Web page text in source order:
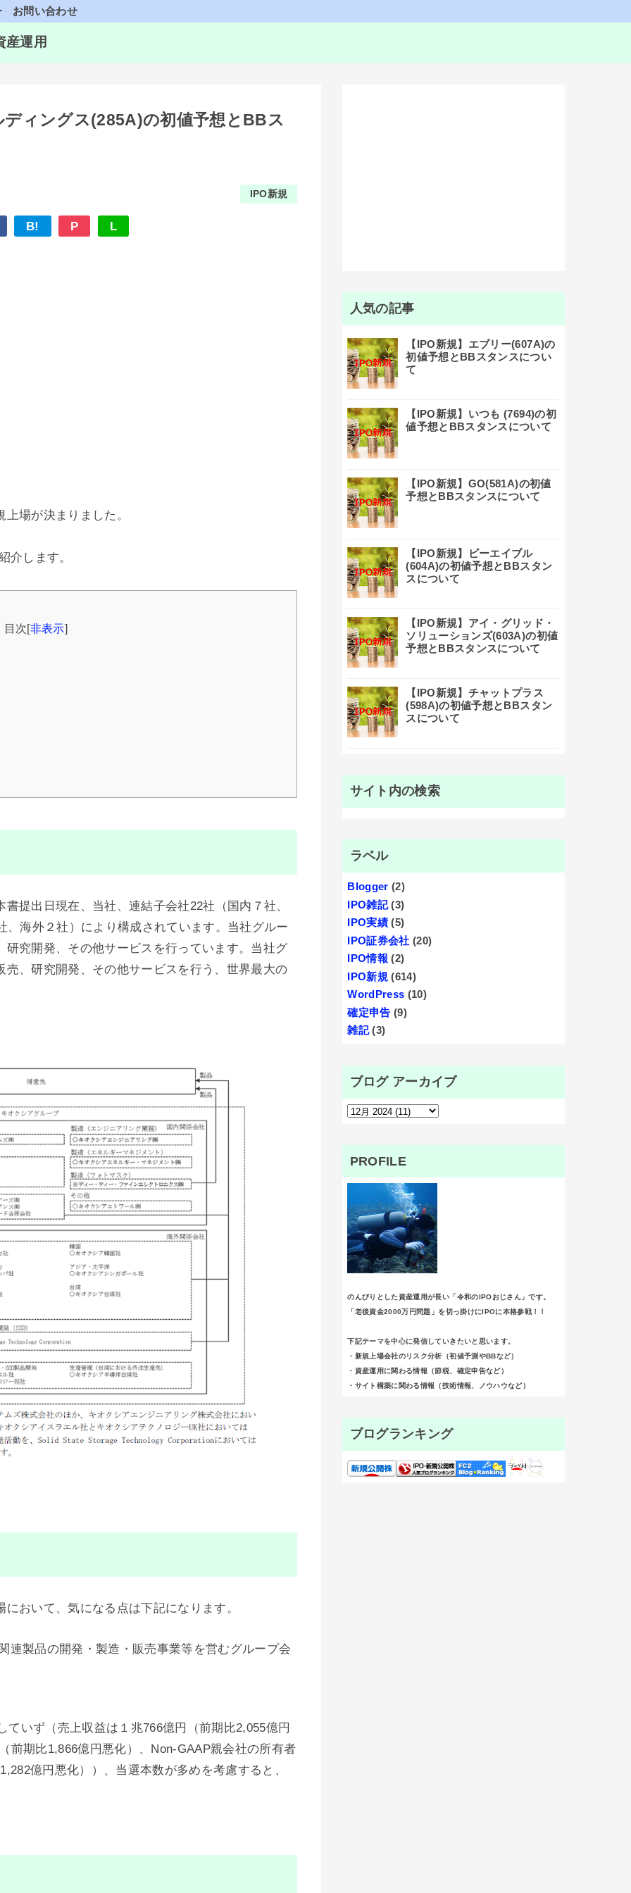
お問い合わせ
産運用
ィングス(285A)の初値予想とBBス
IPO新規
B! P L
場が決まりました。
介します。
目次[非表示]
提出日現在、当社、連結子会社22社（国内７社、
海外２社）により構成されています。当社グルー
究開発、その他サービスを行っています。当社グ
、研究開発、その他サービスを行う、世界最大の
おいて、気になる点は下記になります。
連製品の開発・製造・販売事業等を営むグループ会
いず（売上収益は１兆766億円（前期比2,055億円
前期比1,866億円悪化）、Non-GAAP親会社の所有者
億円悪化））、当選本数が多めを考慮すると、
人気の記事
【IPO新規】エブリー(607A)の
初値予想とBBスタンスについ
て
【IPO新規】いつも (7694)の初
値予想とBBスタンスについて
【IPO新規】GO(581A)の初値
予想とBBスタンスについて
【IPO新規】ビーエイブル
(604A)の初値予想とBBスタン
スについて
【IPO新規】アイ・グリッド・
ソリューションズ(603A)の初値
予想とBBスタンスについて
【IPO新規】チャットプラス
(598A)の初値予想とBBスタン
スについて
サイト内の検索
ラベル
Blogger (2)
IPO雑記 (3)
IPO実績 (5)
IPO証券会社 (20)
IPO情報 (2)
IPO新規 (614)
WordPress (10)
確定申告 (9)
雑記 (3)
ブログ アーカイブ
PROFILE
のんびりとした資産運用が長い「令和のIPOおじさん」です。
「老後資金2000万円問題」を切っ掛けにIPOに本格参戦！！
下記テーマを中心に発信していきたいと思います。
・新規上場会社のリスク分析（初値予測やBBなど）
・資産運用に関わる情報（節税、確定申告など）
・サイト構築に関わる情報（技術情報、ノウハウなど）
ブログランキング